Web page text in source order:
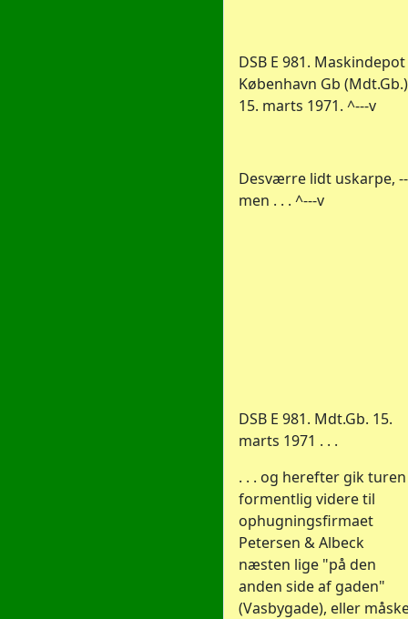
DSB E 981. Maskindepot
København Gb (Mdt.Gb.)
15. marts 1971. ^---v
Desværre lidt uskarpe, --
men . . . ^---v
DSB E 981. Mdt.Gb. 15.
marts 1971 . . .
. . . og herefter gik turen
formentlig videre til
ophugningsfirmaet
Petersen & Albeck
næsten lige "på den
anden side af gaden"
(Vasbygade), eller